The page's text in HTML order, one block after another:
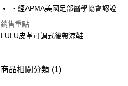
每筆NT$80，滿NT$1,000(含以上)免運費
‧經APMA美國足部醫學協會認證
銷售重點
LULU皮革可調式後帶涼鞋
商品相關分類 (1)